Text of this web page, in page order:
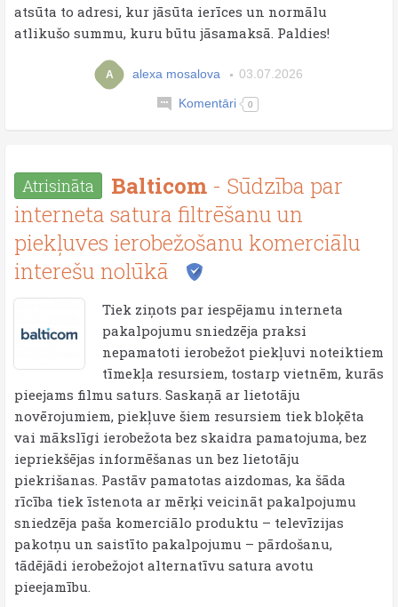
atsūta to adresi, kur jāsūta ierīces un normālu
atlikušo summu, kuru būtu jāsamaksā. Paldies!
A alexa mosalova 03.07.2026
Komentāri 0
Atrisināta Balticom - Sūdzība par
interneta satura filtrēšanu un
piekļuves ierobežošanu komerciālu
interešu nolūkā
Tiek ziņots par iespējamu interneta
pakalpojumu sniedzēja praksi
nepamatoti ierobežot piekļuvi noteiktiem
tīmekļa resursiem, tostarp vietnēm, kurās
pieejams filmu saturs. Saskaņā ar lietotāju
novērojumiem, piekļuve šiem resursiem tiek bloķēta
vai mākslīgi ierobežota bez skaidra pamatojuma, bez
iepriekšējas informēšanas un bez lietotāju
piekrišanas. Pastāv pamatotas aizdomas, ka šāda
rīcība tiek īstenota ar mērķi veicināt pakalpojumu
sniedzēja paša komerciālo produktu – televīzijas
pakotņu un saistīto pakalpojumu – pārdošanu,
tādējādi ierobežojot alternatīvu satura avotu
pieejamību.